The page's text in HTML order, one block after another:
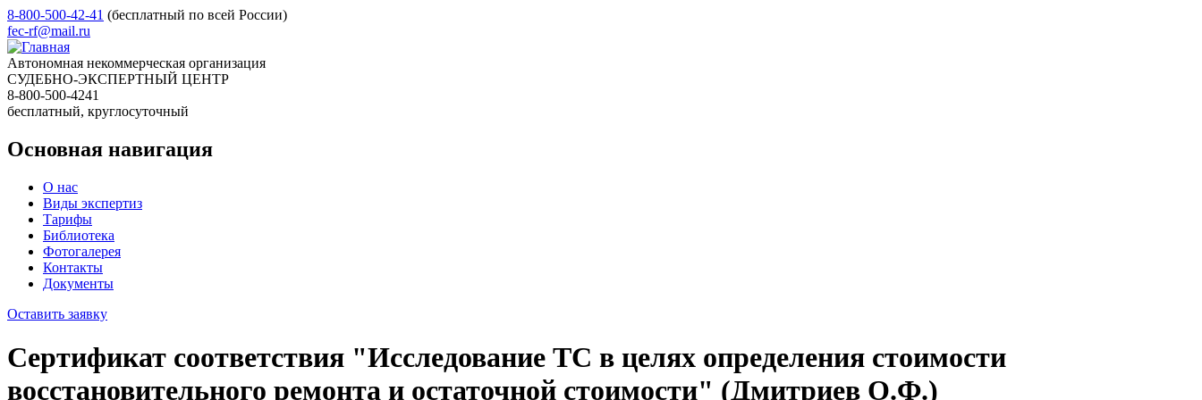
8-800-500-42-41 (бесплатный по всей России)
fec-rf@mail.ru
Автономная некоммерческая организация
СУДЕБНО-ЭКСПЕРТНЫЙ ЦЕНТР
8-800-500-4241
бесплатный, круглосуточный
Основная навигация
О нас
Виды экспертиз
Тарифы
Библиотека
Фотогалерея
Контакты
Документы
Оставить заявку
Сертификат соответствия "Исследование ТС в целях определения стоимости
восстановительного ремонта и остаточной стоимости" (Дмитриев О.Ф.)